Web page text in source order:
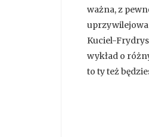
ważna, z
Kuciel-
wykład o
to ty też